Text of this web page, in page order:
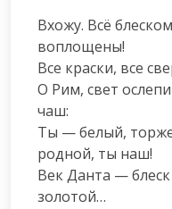
Вхожу. Всё
воплощены!
Все краски, все
О Рим, свет
чаш:
Ты — белый,
родной, ты наш!
Век Данта —
золотой…